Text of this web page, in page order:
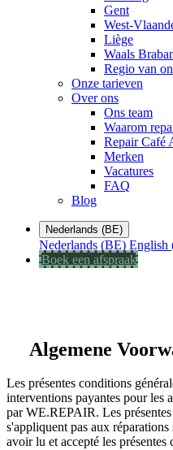
Gent
West-
Liège
Waals
Regio van
Onze tarieven
Over ons
Ons team
Waarom
Repair Café
Merken
Vacatures
FAQ
Blog
Nederlands (BE)
Nederlands (BE) English
Boek een afspraak
Algemene
Les présentes conditions
interventions payantes pour les
par WE.REPAIR. Les
s'appliquent pas aux
avoir lu et accepté les présentes